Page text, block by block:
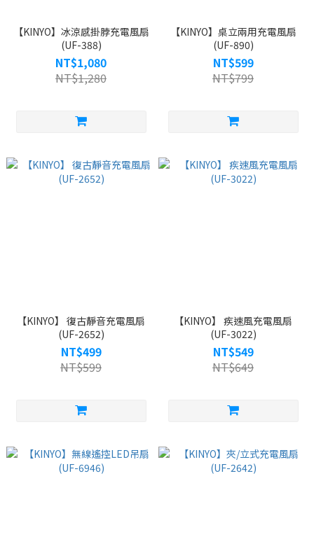
【KINYO】冰涼感掛脖充電風扇
(UF-388)
NT$1,080
NT$1,280
【KINYO】桌立兩用充電風扇
(UF-890)
NT$599
NT$799
【KINYO】 復古靜音充電風扇
(UF-2652)
NT$499
NT$599
【KINYO】 疾速風充電風扇
(UF-3022)
NT$549
NT$649